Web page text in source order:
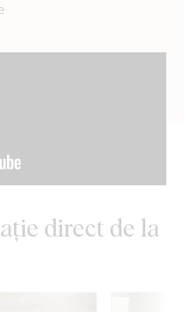
direct de la